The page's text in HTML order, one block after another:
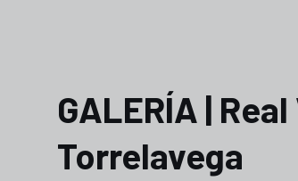
GALERÍA |
Torrelavega